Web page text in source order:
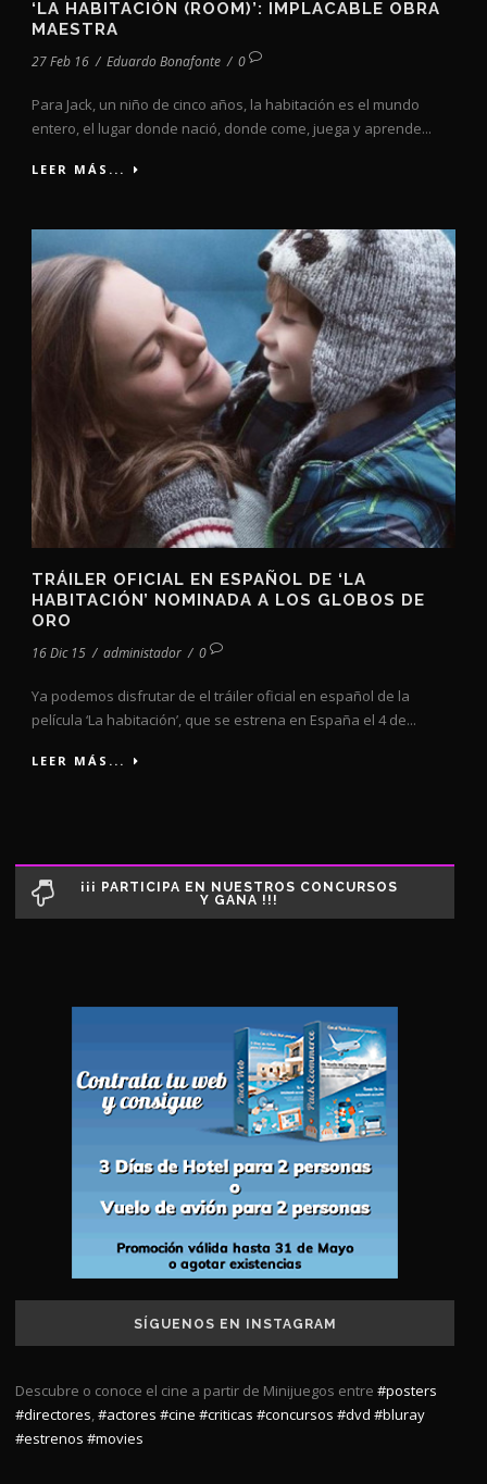
‘LA HABITACIÓN (ROOM)’: IMPLACABLE OBRA
MAESTRA
27 Feb 16 / Eduardo Bonafonte / 0
Para Jack, un niño de cinco años, la habitación es el mundo
entero, el lugar donde nació, donde come, juega y aprende...
LEER MÁS...
TRÁILER OFICIAL EN ESPAÑOL DE ‘LA
HABITACIÓN’ NOMINADA A LOS GLOBOS DE
ORO
16 Dic 15 / administador / 0
Ya podemos disfrutar de el tráiler oficial en español de la
película ‘La habitación’, que se estrena en España el 4 de...
LEER MÁS...
¡¡¡ PARTICIPA EN NUESTROS CONCURSOS
Y GANA !!!
SÍGUENOS EN INSTAGRAM
Descubre o conoce el cine a partir de Minijuegos entre #posters
#directores,#actores #cine #criticas #concursos #dvd #bluray
#estrenos #movies